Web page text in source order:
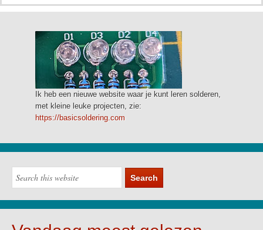
Ik heb een nieuwe website waar je kunt leren solderen,
met kleine leuke projecten, zie:
https://basicsoldering.com